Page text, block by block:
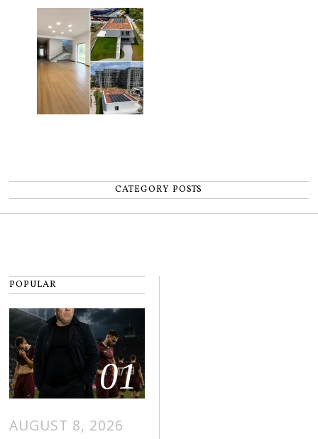
pentru copii
CATEGORY POSTS
POPULAR
01
AUGUST 8, 2026